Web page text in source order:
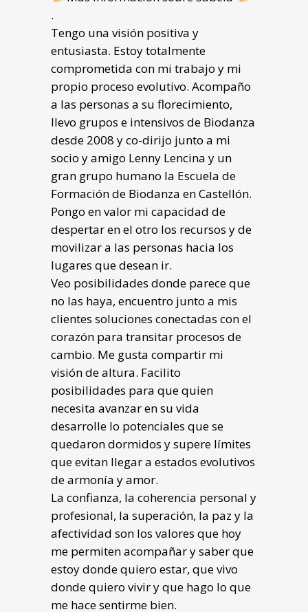
.
Tengo una visión positiva y
entusiasta. Estoy totalmente
comprometida con mi trabajo y mi
propio proceso evolutivo. Acompaño
a las personas a su florecimiento,
llevo grupos e intensivos de Biodanza
desde 2008 y co-dirijo junto a mi
socio y amigo Lenny Lencina y un
gran grupo humano la Escuela de
Formación de Biodanza en Castellón.
Pongo en valor mi capacidad de
despertar en el otro los recursos y de
movilizar a las personas hacia los
lugares que desean ir.
Veo posibilidades donde parece que
no las haya, encuentro junto a mis
clientes soluciones conectadas con el
corazón para transitar procesos de
cambio. Me gusta compartir mi
visión de altura. Facilito
posibilidades para que quien
necesita avanzar en su vida
desarrolle lo potenciales que se
quedaron dormidos y supere límites
que evitan llegar a estados evolutivos
de armonía y amor.
La confianza, la coherencia personal y
profesional, la superación, la paz y la
afectividad son los valores que hoy
me permiten acompañar y saber que
estoy donde quiero estar, que vivo
donde quiero vivir y que hago lo que
me hace sentirme bien.